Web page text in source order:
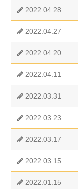
2022.04.28
2022.04.27
2022.04.20
2022.04.11
2022.03.31
2022.03.23
2022.03.17
2022.03.15
2022.01.15